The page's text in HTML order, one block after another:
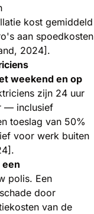
kost gemiddeld
aan spoedkosten
2024].
weekend en op
zijn 24 uur
— inclusief
toeslag van 50%
voor werk buiten
polis. Een
door
van de